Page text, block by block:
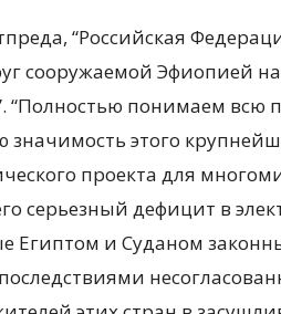
“Российская
сооружаемой Эфиопией
“Полностью понимаем всю
значимость этого
проекта для
серьезный дефицит в
Египтом и Суданом